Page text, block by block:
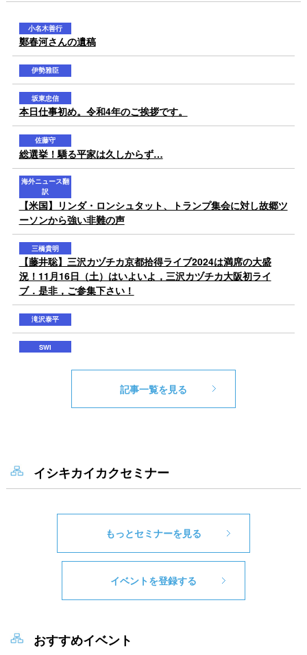
記事一覧を見る
イシキカイカクセミナー
もっとセミナーを見る
イベントを登録する
おすすめイベント